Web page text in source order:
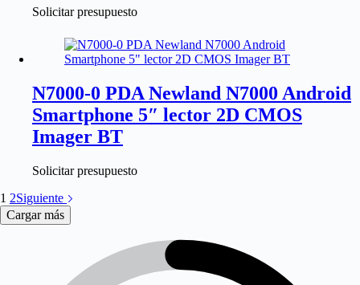
Solicitar presupuesto
N7000-0 PDA Newland N7000 Android
Smartphone 5″ lector 2D CMOS
Imager BT
Solicitar presupuesto
1 2Siguiente
Cargar más